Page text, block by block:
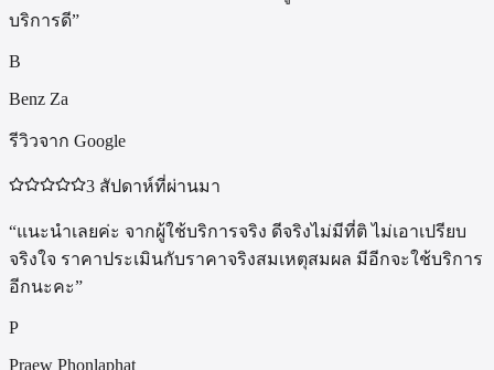
บริการดี”
B
Benz Za
รีวิวจาก Google
3 สัปดาห์ที่ผ่านมา
“แนะนำเลยค่ะ จากผู้ใช้บริการจริง ดีจริงไม่มีที่ติ ไม่เอาเปรียบ
จริงใจ ราคาประเมินกับราคาจริงสมเหตุสมผล มีอีกจะใช้บริการ
อีกนะคะ”
P
Praew Phonlaphat